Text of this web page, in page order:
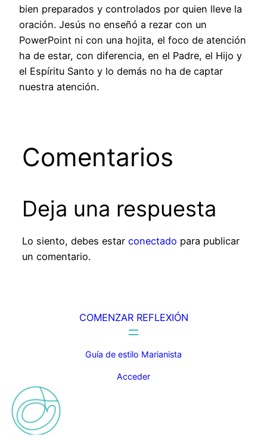
bien preparados y controlados por quien lleve la
oración. Jesús no enseñó a rezar con un
PowerPoint ni con una hojita, el foco de atención
ha de estar, con diferencia, en el Padre, el Hijo y
el Espíritu Santo y lo demás no ha de captar
nuestra atención.
Comentarios
Deja una respuesta
Lo siento, debes estar conectado para publicar
un comentario.
COMENZAR REFLEXIÓN
Guía de estilo Marianista
Acceder